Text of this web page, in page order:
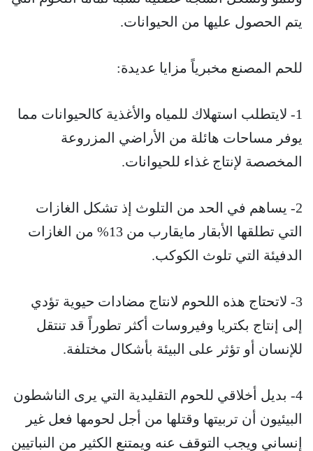
يتم الحصول عليها من الحيوانات.
للحم المصنع مخبرياً مزايا عديدة:
1- لايتطلب استهلاك للمياه والأغذية كالحيوانات مما
يوفر مساحات هائلة من الأراضي المزروعة
المخصصة لإنتاج غذاء للحيوانات.
2- يساهم في الحد من التلوث إذ تشكل الغازات
التي تطلقها الأبقار مايقارب من 13% من الغازات
الدفيئة التي تلوث الكوكب.
3- لاتحتاج هذه اللحوم لانتاج مضادات حيوية تؤدي
إلى إنتاج بكتريا وفيروسات أكثر تطوراً قد تنتقل
للإنسان أو تؤثر على البيئة بأشكال مختلفة.
4- بديل أخلاقي للحوم التقليدية التي يرى الناشطون
البيئيون أن تربيتها وقتلها من أجل لحومها فعل غير
إنساني ويجب التوقف عنه ويمتنع الكثير من النباتيين